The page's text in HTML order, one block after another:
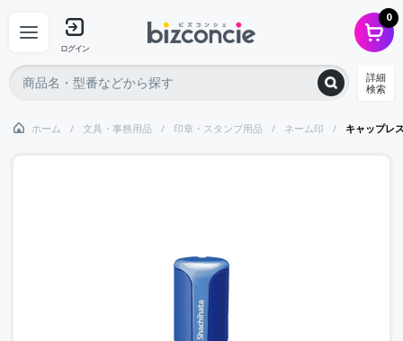
ログイン
0
詳細
検索
ホーム 文具・事務用品 印章・スタンプ用品 ネーム印 キャップ